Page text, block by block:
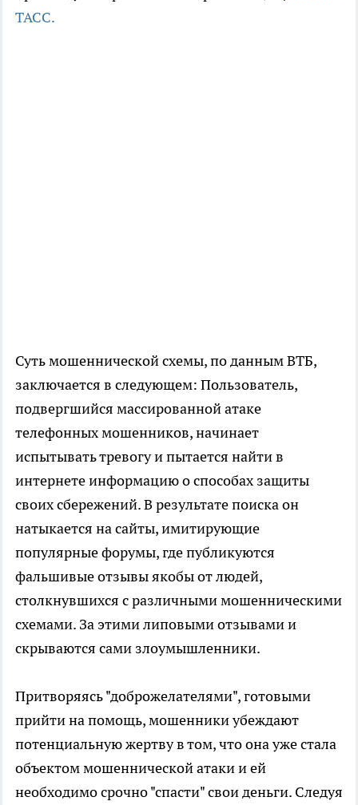
ТАСС.
Суть мошеннической схемы, по данным ВТБ,
заключается в следующем: Пользователь,
подвергшийся массированной атаке
телефонных мошенников, начинает
испытывать тревогу и пытается найти в
интернете информацию о способах защиты
своих сбережений. В результате поиска он
натыкается на сайты, имитирующие
популярные форумы, где публикуются
фальшивые отзывы якобы от людей,
столкнувшихся с различными мошенническими
схемами. За этими липовыми отзывами и
скрываются сами злоумышленники.
Притворяясь "доброжелателями", готовыми
прийти на помощь, мошенники убеждают
потенциальную жертву в том, что она уже стала
объектом мошеннической атаки и ей
необходимо срочно "спасти" свои деньги. Следуя